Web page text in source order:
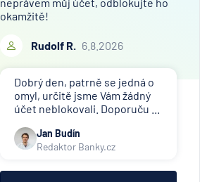
okamžitě!
Rudolf R. 6.8.2026
Dobrý den, patrně se jedná o
omyl, určitě jsme Vám žádný
účet neblokovali. Doporuču ...
Jan Budín
Redaktor Banky.cz